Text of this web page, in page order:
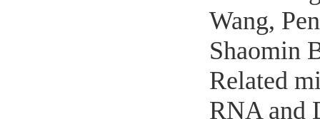
Wang,
Shaomin
Related
RNA and